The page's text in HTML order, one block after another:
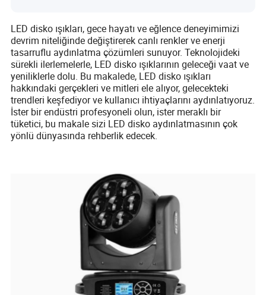
LED disko ışıkları, gece hayatı ve eğlence deneyimimizi
devrim niteliğinde değiştirerek canlı renkler ve enerji
tasarruflu aydınlatma çözümleri sunuyor. Teknolojideki
sürekli ilerlemelerle, LED disko ışıklarının geleceği vaat ve
yeniliklerle dolu. Bu makalede, LED disko ışıkları
hakkındaki gerçekleri ve mitleri ele alıyor, gelecekteki
trendleri keşfediyor ve kullanıcı ihtiyaçlarını aydınlatıyoruz.
İster bir endüstri profesyoneli olun, ister meraklı bir
tüketici, bu makale sizi LED disko aydınlatmasının çok
yönlü dünyasında rehberlik edecek.